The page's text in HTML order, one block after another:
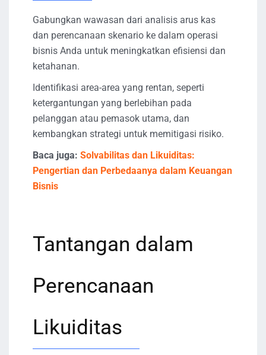
Gabungkan wawasan dari analisis arus kas
dan perencanaan skenario ke dalam operasi
bisnis Anda untuk meningkatkan efisiensi dan
ketahanan.
Identifikasi area-area yang rentan, seperti
ketergantungan yang berlebihan pada
pelanggan atau pemasok utama, dan
kembangkan strategi untuk memitigasi risiko.
Baca juga: Solvabilitas dan Likuiditas:
Pengertian dan Perbedaanya dalam Keuangan
Bisnis
Tantangan dalam
Perencanaan
Likuiditas